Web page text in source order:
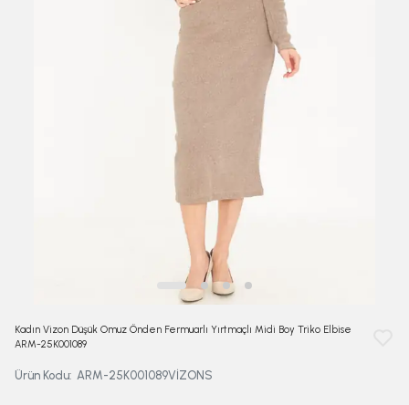
Kadın Vizon Düşük Omuz Önden Fermuarlı Yırtmaçlı Midi Boy Triko Elbise
ARM-25K001089
Ürün Kodu: ARM-25K001089VİZONS